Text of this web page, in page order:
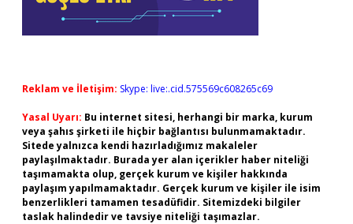
Reklam ve İletişim: Skype: live:.cid.575569c608265c69
Yasal Uyarı: Bu internet sitesi, herhangi bir marka, kurum
veya şahıs şirketi ile hiçbir bağlantısı bulunmamaktadır.
Sitede yalnızca kendi hazırladığımız makaleler
paylaşılmaktadır. Burada yer alan içerikler haber niteliği
taşımamakta olup, gerçek kurum ve kişiler hakkında
paylaşım yapılmamaktadır. Gerçek kurum ve kişiler ile isim
benzerlikleri tamamen tesadüfidir. Sitemizdeki bilgiler
taslak halindedir ve tavsiye niteliği taşımazlar.